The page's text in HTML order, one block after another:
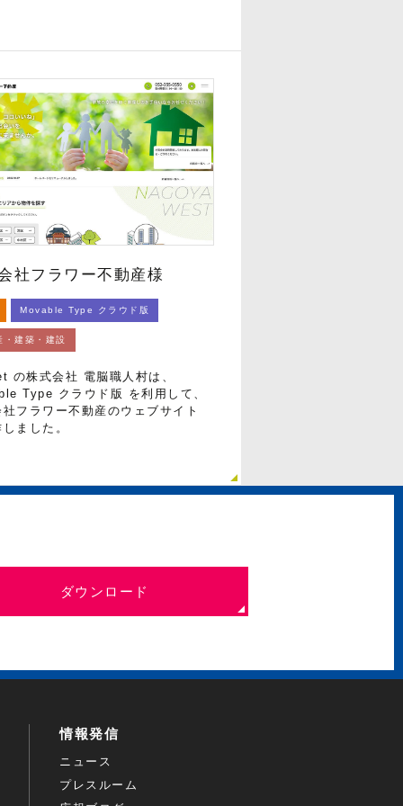
社フラワー不動産様
Movable Type クラウド版
・建築・建設
の株式会社 電脳職人村は、
Type クラウド版 を利用して、
フラワー不動産のウェブサイト
ました。
ダウンロード
情報発信
ニュース
プレスルーム